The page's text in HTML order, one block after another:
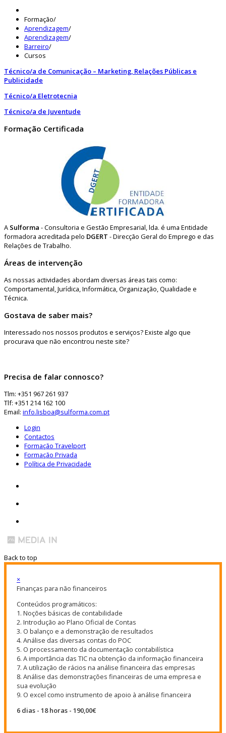
Formação/
Aprendizagem/
Aprendizagem/
Barreiro/
Cursos
Técnico/a de Comunicação – Marketing, Relações Públicas e
Publicidade
Técnico/a Eletrotecnia
Técnico/a de Juventude
Formação Certificada
A Sulforma - Consultoria e Gestão Empresarial, lda. é uma Entidade
formadora acreditada pelo DGERT - Direcção Geral do Emprego e das
Relações de Trabalho.
Áreas de intervenção
As nossas actividades abordam diversas áreas tais como:
Comportamental, Jurídica, Informática, Organização, Qualidade e
Técnica.
Gostava de saber mais?
Interessado nos nossos produtos e serviços? Existe algo que
procurava que não encontrou neste site?
Precisa de falar connosco?
Tlm: +351 967 261 937
Tlf: +351 214 162 100
Email: info.lisboa@sulforma.com.pt
Login
Contactos
Formação Travelport
Formação Privada
Política de Privacidade
Back to top
×
Finanças para não financeiros
Conteúdos programáticos:
1. Noções básicas de contabilidade
2. Introdução ao Plano Oficial de Contas
3. O balanço e a demonstração de resultados
4. Análise das diversas contas do POC
5. O processamento da documentação contabilística
6. A importância das TIC na obtenção da informação financeira
7. A utilização de rácios na análise financeira das empresas
8. Análise das demonstrações financeiras de uma empresa e
sua evolução
9. O excel como instrumento de apoio à análise financeira
6 dias - 18 horas - 190,00€